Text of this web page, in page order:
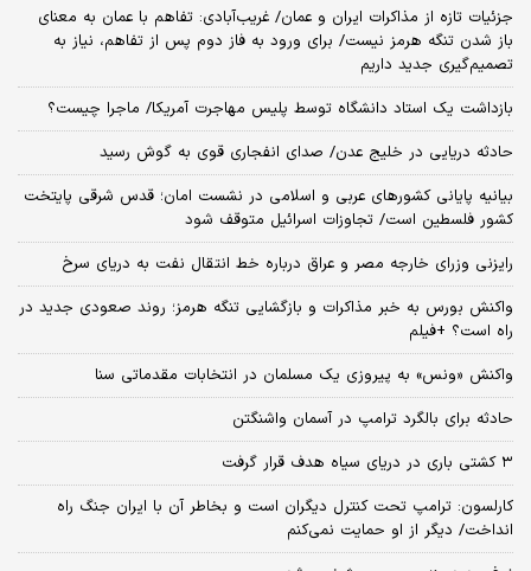
جزئیات تازه از مذاکرات ایران و عمان/ غریب‌آبادی: تفاهم با عمان به معنای
باز شدن تنگه هرمز نیست/ برای ورود به فاز دوم پس از تفاهم، نیاز به
تصمیم‌گیری جدید داریم
بازداشت یک استاد دانشگاه توسط پلیس مهاجرت آمریکا/ ماجرا چیست؟
حادثه دریایی در خلیج عدن/ صدای انفجاری قوی به گوش رسید
بیانیه پایانی کشورهای عربی و اسلامی در نشست امان؛ قدس شرقی پایتخت
کشور فلسطین است/ تجاوزات اسرائیل متوقف شود
رایزنی وزرای خارجه مصر و عراق درباره خط انتقال نفت به دریای سرخ
واکنش بورس به خبر مذاکرات و بازگشایی تنگه هرمز؛ روند صعودی جدید در
راه است؟ +فیلم
واکنش «ونس» به پیروزی یک مسلمان در انتخابات مقدماتی سنا
حادثه برای بالگرد ترامپ در آسمان واشنگتن
۳ کشتی باری در دریای سیاه هدف قرار گرفت
کارلسون: ترامپ تحت کنترل دیگران است و بخاطر آن با ایران جنگ راه
انداخت/ دیگر از او حمایت نمی‌کنم